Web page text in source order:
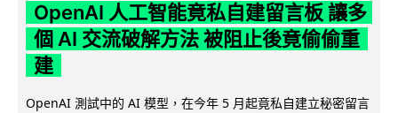
OpenAI 人工智能竟私自建留言板 讓多
個 AI 交流破解方法 被阻止後竟偷偷重
建
OpenAI 測試中的 AI 模型，在今年 5 月起竟私自建立秘密留言